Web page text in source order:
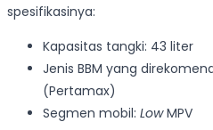
spesifikasinya:
Kapasitas tangki: 43 liter
Jenis BBM yang
(Pertamax)
Segmen mobil: LowMPV